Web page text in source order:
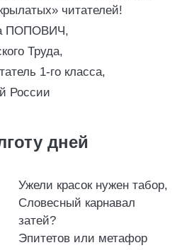
читателей!
ПОПОВИЧ,
Труда,
1-го класса,
России
дней
Ужели красок нужен табор,
Словесный карнавал
затей?
Эпитетов или метафор